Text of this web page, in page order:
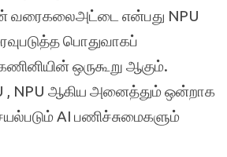
வரைகலைஅட்டை என்பது NPU
பொதுவாகப்
ஒருகூறு ஆகும்.
, NPU ஆகிய அனைத்தும் ஒன்றாக
AI பணிச்சுமைகளும்